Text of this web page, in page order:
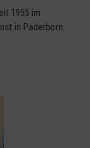
1955 im
in Paderborn.